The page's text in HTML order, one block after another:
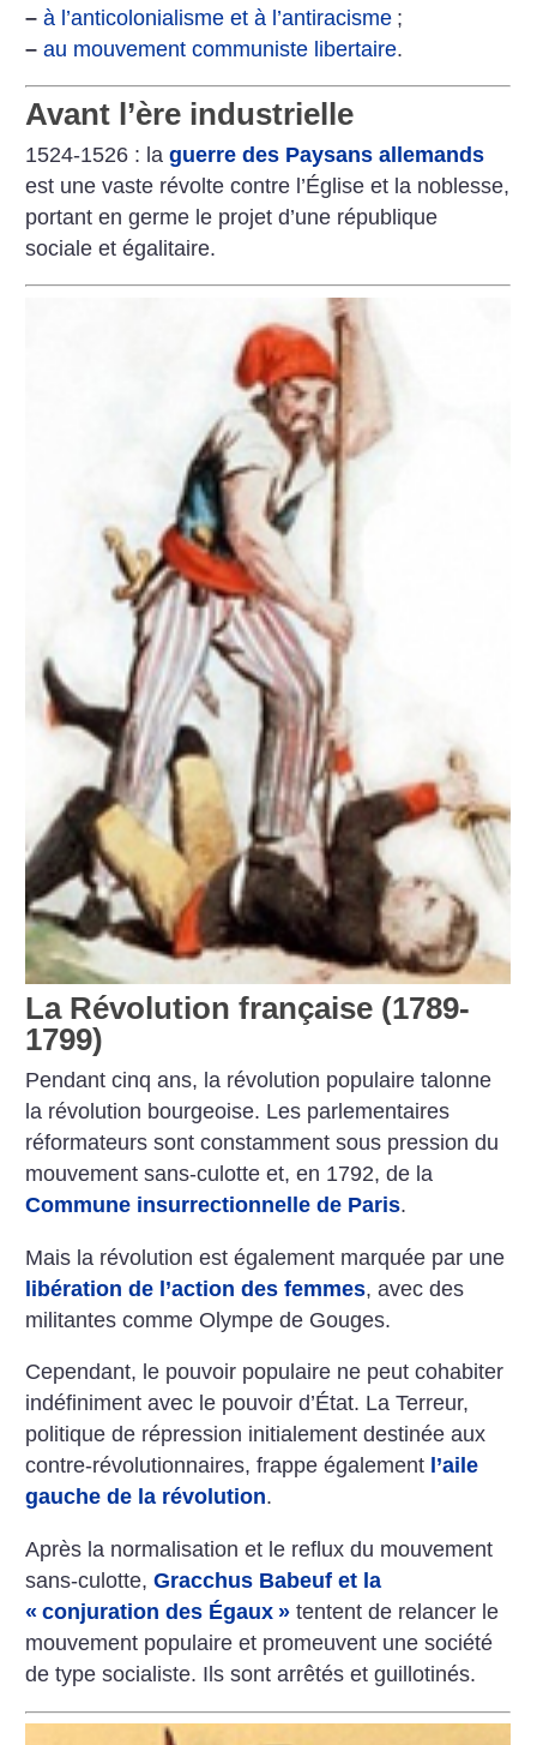
– à l’anticolonialisme et à l’antiracisme ;
– au mouvement communiste libertaire.
Avant l’ère industrielle
1524-1526 : laguerre des Paysans allemands
est une vaste révolte contre l’Église et la noblesse,
portant en germe le projet d’une république
sociale et égalitaire.
La Révolution française (1789-
1799)
Pendant cinq ans, la révolution populaire talonne
la révolution bourgeoise. Les parlementaires
réformateurs sont constamment sous pression du
mouvement sans-culotte et, en 1792, de la
Commune insurrectionnelle de Paris.
Mais la révolution est également marquée par une
libération de l’action des femmes, avec des
militantes comme Olympe de Gouges.
Cependant, le pouvoir populaire ne peut cohabiter
indéfiniment avec le pouvoir d’État. La Terreur,
politique de répression initialement destinée aux
contre-révolutionnaires, frappe également l’aile
gauche de la révolution.
Après la normalisation et le reflux du mouvement
sans-culotte,Gracchus Babeuf et la
« conjuration des Égaux » tentent de relancer le
mouvement populaire et promeuvent une société
de type socialiste. Ils sont arrêtés et guillotinés.